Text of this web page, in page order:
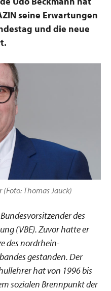
seine Erwartungen
und die neue
(Foto: Thomas Jauck)
des
(VBE). Zuvor hatte er
des nordrhein-
gestanden. Der
hat von 1996 bis
sozialen Brennpunkt der